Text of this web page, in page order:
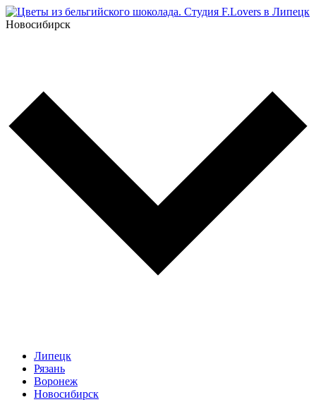
Новосибирск
Липецк
Рязань
Воронеж
Новосибирск